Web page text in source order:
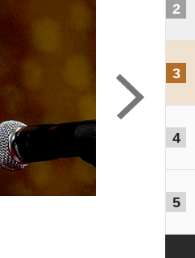
2
3
4
5